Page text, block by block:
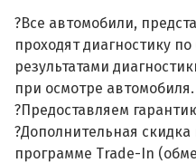
?Все автомобили,
проходят диагностику
результатами
при осмотре автомобиля.
?Предоставляем
?Дополнительная
программе Trade-In